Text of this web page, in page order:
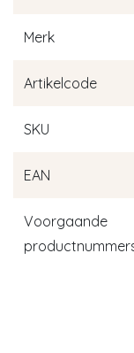
Merk
Artikelcode
SKU
EAN
Voorgaande